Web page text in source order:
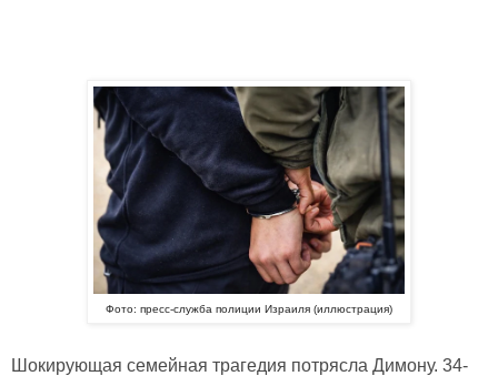
Фото: пресс-служба полиции Израиля (иллюстрация)
Шокирующая семейная трагедия потрясла Димону. 34-